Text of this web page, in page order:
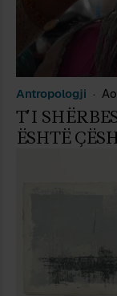
Antropologji
T’I
ËSHTË